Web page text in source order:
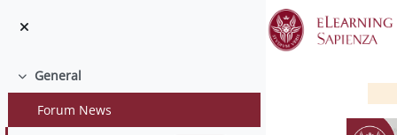
Colapsar
General
Forum News